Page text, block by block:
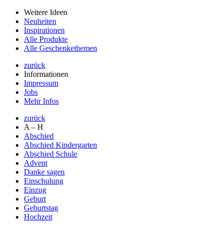
Weitere Ideen
Neuheiten
Inspirationen
Alle Produkte
Alle Geschenkethemen
zurück
Informationen
Impressum
Jobs
Mehr Infos
zurück
A – H
Abschied
Abschied Kindergarten
Abschied Schule
Advent
Danke sagen
Einschulung
Einzug
Geburt
Geburtstag
Hochzeit